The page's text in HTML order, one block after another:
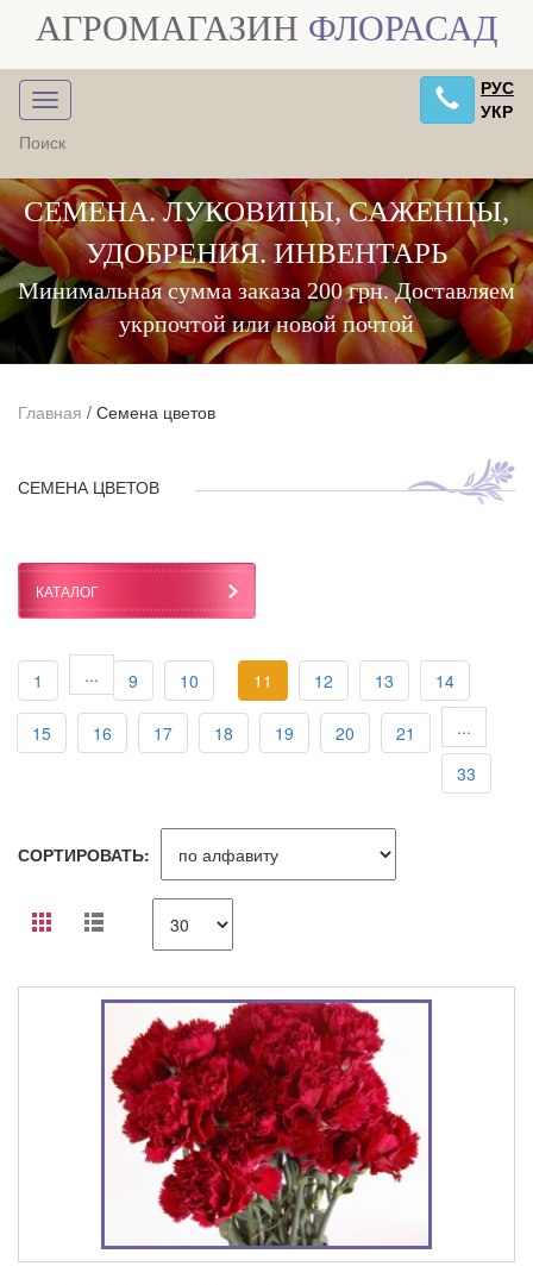
АГРОМАГАЗИН ФЛОРАСАД
РУС
УКР
СЕМЕНА. ЛУКОВИЦЫ, САЖЕНЦЫ,
УДОБРЕНИЯ. ИНВЕНТАРЬ
Минимальная сумма заказа 200 грн. Доставляем
укрпочтой или новой почтой
Главная / Семена цветов
СЕМЕНА ЦВЕТОВ
КАТАЛОГ
1 ... 9 10 11 12 13 14
15 16 17 18 19 20 21
...
33
СОРТИРОВАТЬ: